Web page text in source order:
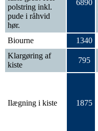
polstring inkl.
pude i råhvid
hør.
6890
Biourne 1340
Klargøring af
kiste
795
Ilægning i kiste 1875